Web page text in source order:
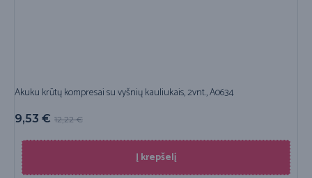
Akuku krūtų kompresai su vyšnių kauliukais, 2vnt., A0634
12,22€
9,53 €
Į krepšelį